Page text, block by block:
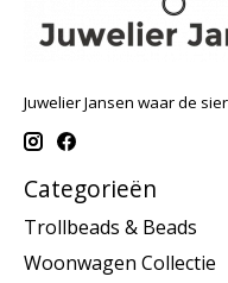
Juwelier Jansen waar de
Categorieën
Trollbeads & Beads
Woonwagen Collectie